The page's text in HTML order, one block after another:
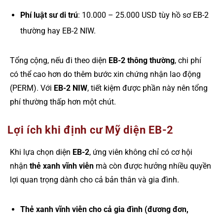
Phí luật sư di trú: 10.000 – 25.000 USD tùy hồ sơ EB-2
thường hay EB-2 NIW.
Tổng cộng, nếu đi theo diện EB-2 thông thường, chi phí
có thể cao hơn do thêm bước xin chứng nhận lao động
(PERM). Với EB-2 NIW, tiết kiệm được phần này nên tổng
phí thường thấp hơn một chút.
Lợi ích khi định cư Mỹ diện EB-2
Khi lựa chọn diện EB-2, ứng viên không chỉ có cơ hội
nhận thẻ xanh vĩnh viễn mà còn được hưởng nhiều quyền
lợi quan trọng dành cho cả bản thân và gia đình.
Thẻ xanh vĩnh viễn cho cả gia đình (đương đơn,